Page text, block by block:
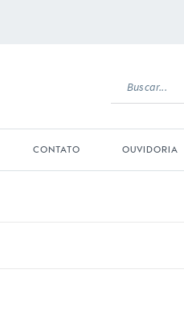
CONTATO OUVIDORIA